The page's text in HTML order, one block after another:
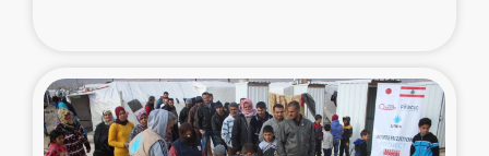
ガザ地区における被災住民への緊急支援
ガザ地区酪農を通した女性グループの生計支援